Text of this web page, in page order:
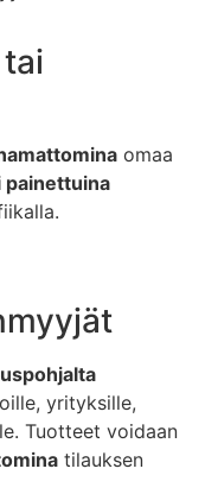
omaa
painettuina
yrityksille,
Tuotteet voidaan
tilauksen